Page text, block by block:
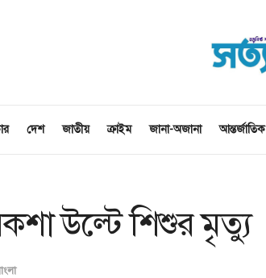
দেশ জাতীয় ক্রাইম জানা-অজানা আন্তর্জাতিক
উল্টে শিশুর মৃত্যু